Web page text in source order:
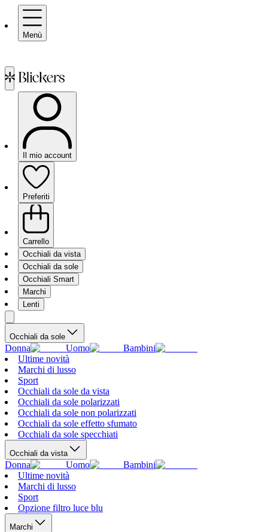
Menù
Il mio account
Preferiti
Carrello
Occhiali da vista
Occhiali da sole
Occhiali Smart
Marchi
Lenti
Occhiali da sole
Donna Uomo
Bambini
Ultime novità
Marchi di lusso
Sport
Occhiali da sole da vista
Occhiali da sole polarizzati
Occhiali da sole non polarizzati
Occhiali da sole effetto sfumato
Occhiali da sole specchiati
Occhiali da vista
Donna Uomo
Bambini
Ultime novità
Marchi di lusso
Sport
Opzione filtro luce blu
Marchi